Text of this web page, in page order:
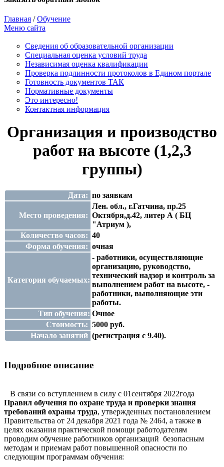
Главная /Обучение
Меню сайта
Сведения об образовательной организации
Cпециальная оценка условий труда
Независимая оценка квалификации
Проверка подлинности протоколов в Едином портале
Готовность документов ТАК
Нормативные документы
Это интересно!
Контактная информация
Организация и производство
работ на высоте (1,2,3
группы)
Дата: по заявкам
Место проведения:
Лен. обл., г.Гатчина, пр.25
Октября,д.42, литер А ( БЦ
"Атриум ),
Количество часов: 40
Форма обучения: очная
Категория обучаемых:
- работники, осуществляющие
организацию, руководство,
технический надзор и контроль за
выполнением работ на высоте, -
работники, выполняющие эти
работы.
Тип обучения: Очное
Стоимость: 5000 руб.
Начало занятий (регистрация с 9.40).
Подробное описание
В связи со вступлением в силу с 01сентября 2022года
Правил обучения по охране труда и проверки знания
требований охраны труда, утвержденных постановлением
Правительства от 24 декабря 2021 года № 2464, а также в
целях оказания практической помощи работодателям
проводим обучение работников организаций безопасным
методам и приемам работ повышенной опасности по
следующим программам обучения: